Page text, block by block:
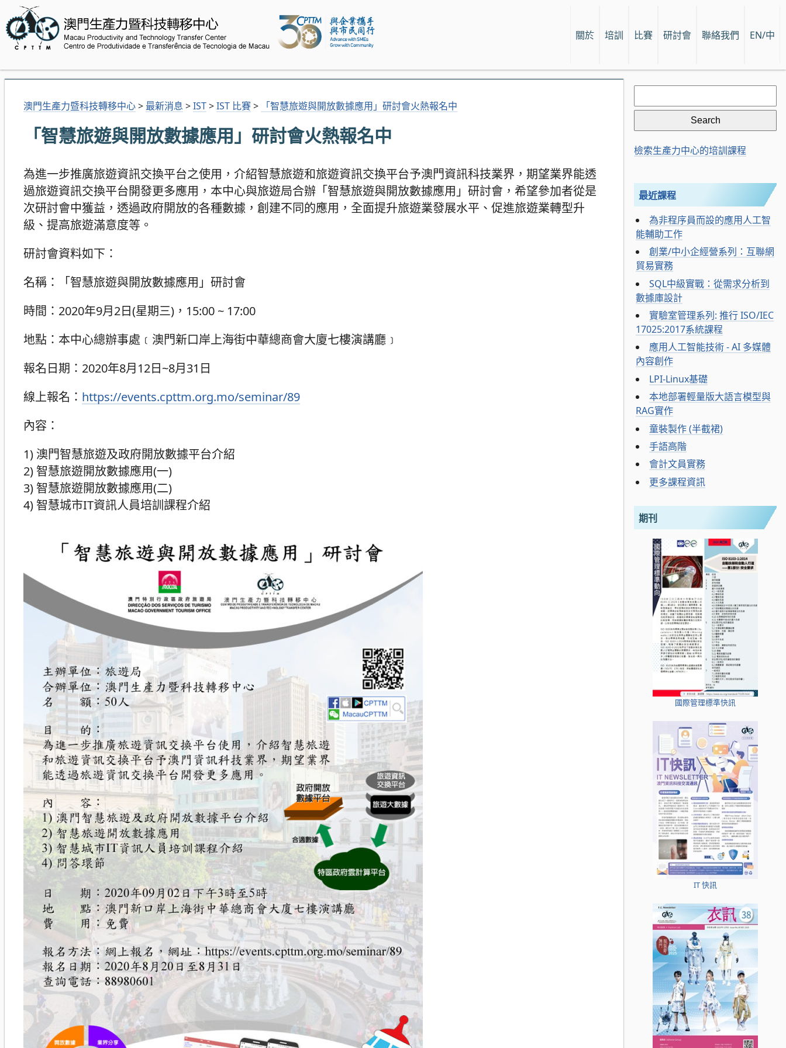
關於 培訓 比賽 研討會 聯絡我們 EN/中
澳門生產力暨科技轉移中心> 最新消息 >IST>IST 比賽> 「智慧旅遊與開放數據應用」研討會火熱報名中
「智慧旅遊與開放數據應用」研討會火熱報名中
為進一步推廣旅遊資訊交換平台之使用，介紹智慧旅遊和旅遊資訊交換平台予澳門資訊科技業界，期望業界能透
過旅遊資訊交換平台開發更多應用，本中心與旅遊局合辦「智慧旅遊與開放數據應用」研討會，希望參加者從是
次研討會中獲益，透過政府開放的各種數據，創建不同的應用，全面提升旅遊業發展水平、促進旅遊業轉型升
級、提高旅遊滿意度等。
研討會資料如下：
名稱：「智慧旅遊與開放數據應用」研討會
時間：2020年9月2日(星期三)，15:00 ~ 17:00
地點：本中心總辦事處﹝澳門新口岸上海街中華總商會大廈七樓演講廳﹞
報名日期：2020年8月12日~8月31日
線上報名： https://events.cpttm.org.mo/seminar/89
內容：
1) 澳門智慧旅遊及政府開放數據平台介紹
2) 智慧旅遊開放數據應用(一)
3) 智慧旅遊開放數據應用(二)
4) 智慧城市IT資訊人員培訓課程介紹
Search
for:
檢索生產力中心的培訓課程
最近課程
為非程序員而設的應用人工智
能輔助工作
創業/中小企經營系列：互聯網
貿易實務
SQL中級實戰：從需求分析到
數據庫設計
實驗室管理系列: 推行 ISO/IEC
17025:2017系統課程
應用人工智能技術 - AI 多媒體
內容創作
LPI-Linux基礎
本地部署輕量版大語言模型與
RAG實作
童裝製作 (半截裙)
手語高階
會計文員實務
更多課程資訊
期刊
國際管理標準快訊
IT 快訊